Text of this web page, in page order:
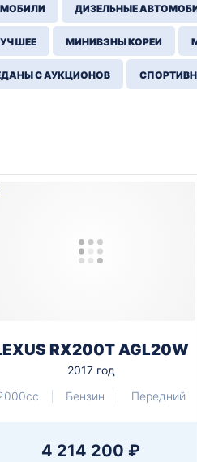
ДИЗЕЛЬНЫЕ
МИНИВЭНЫ КОРЕИ
С АУКЦИОНОВ
RX200T AGL20W
2017 год
Бензин Передний
4 214 200 ₽